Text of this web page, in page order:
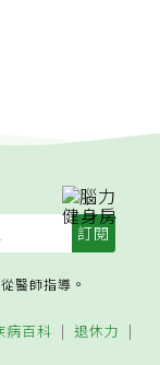
醫師指導。
病百科
退休力